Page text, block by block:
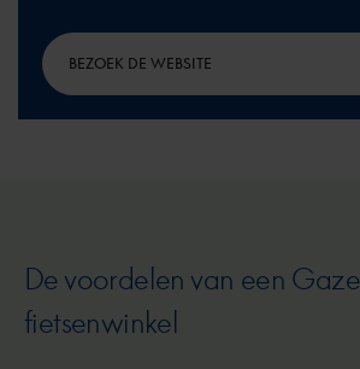
BEZOEK DE WEBSITE
De voordelen van een
fietsenwinkel